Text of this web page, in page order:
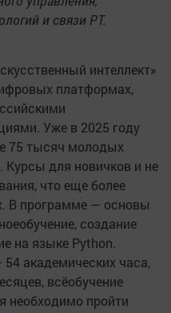
и связи РТ.
интеллект»
платформах,
Уже в 2025 году
75 тысяч молодых
Курсы для новичков и не
что еще более
В программе — основы
создание
на языке Python.
академических часа,
всёобучение
необходимо пройти